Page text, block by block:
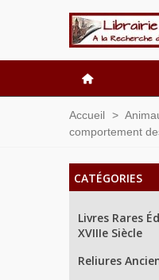
Accueil >
comportement
CATÉGORIES
Livres Rares
XVIIIe Siècle
Reliures